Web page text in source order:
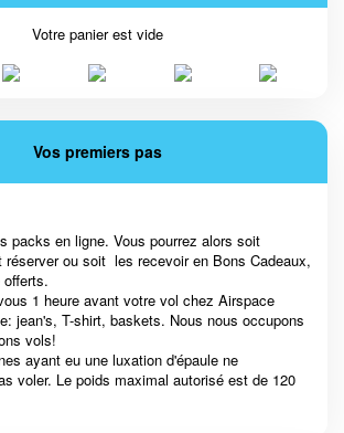
Votre panier est vide
Vos premiers pas
packs en ligne. Vous pourrez alors soit
réserver ou soit les recevoir en Bons Cadeaux,
1 heure avant votre vol chez Airspace
jean's, T-shirt, baskets. Nous nous occupons
vols!
ayant eu une luxation d'épaule ne
voler. Le poids maximal autorisé est de 120